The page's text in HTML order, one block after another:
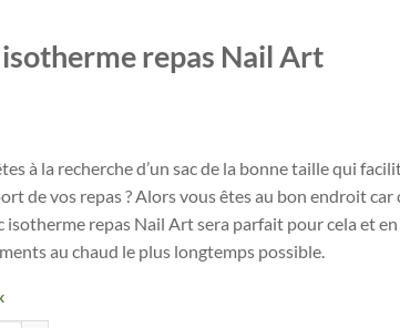
isotherme repas Nail Art
à la recherche d’un sac de la bonne taille qui
de vos repas ? Alors vous êtes au bon endroit car
isotherme repas Nail Art sera parfait pour cela et
au chaud le plus longtemps possible.